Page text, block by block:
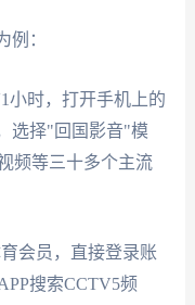
例：
小时，打开手机上的
选择"回国影音"模
频等三十多个主流
会员，直接登录账
搜索CCTV5频